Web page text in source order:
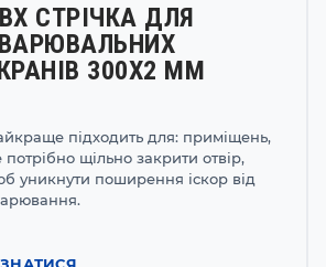
СТРІЧКА ДЛЯ
300Х2 ММ
підходить для: приміщень,
потрібно щільно закрити отвір,
уникнути поширення іскор від